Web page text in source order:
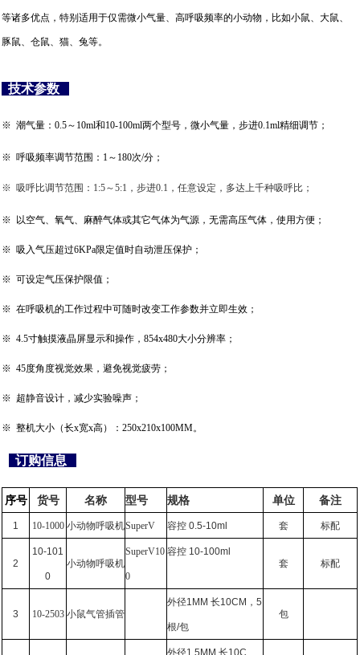
等诸多优点，特别适用于仅需微小气量、高呼吸频率的小动物，比如小鼠、大鼠、
豚鼠、仓鼠、猫、兔等。
技术参数
※ 潮气量：0.5～10ml和10-100ml两个型号 ，微小气量，步进0.1ml精细调节；
※ 呼吸频率调节范围：1～180次/分；
※ 吸呼比调节范围：1:5～5:1，步进0.1，任意设定，多达上千种吸呼比；
※ 以空气、氧气、麻醉气体或其它气体为气源，无需高压气体，使用方便；
※ 吸入气压超过6KPa限定值时自动泄压保护；
※ 可设定气压保护限值；
※ 在呼吸机的工作过程中可随时改变工作参数并立即生效；
※ 4.5寸触摸液晶屏显示和操作，854x480大小分辨率；
※ 45度角度视觉效果，避免视觉疲劳；
※ 超静音设计，减少实验噪声；
※ 整机大小（长x宽x高）：250x210x100MM。
订购信息
序号 货号 名称 型号 规格 单位 备注
1 10-1000 小动物呼吸机SuperV 容控 0.5-10ml 套 标配
2
10-101
0
小动物呼吸机
SuperV10
0
容控 10-100ml
套
标配
3 10-2503 小鼠气管插管
外径1MM 长10CM，5
根/包
包
外径1.5MM 长10C